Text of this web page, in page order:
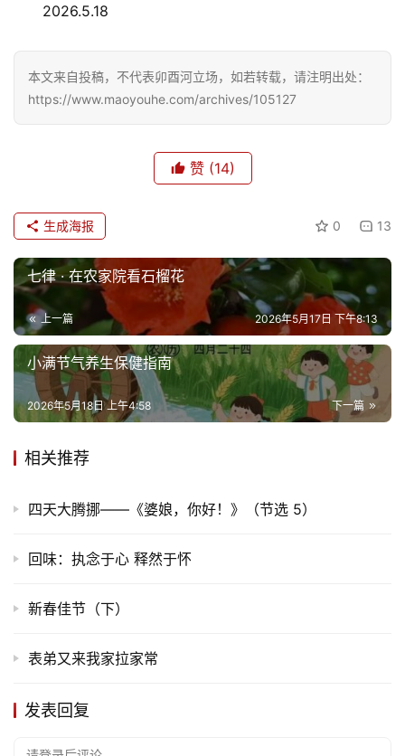
首
化
生
感
旅
2026.5.18
本文来自投稿，不代表卯酉河立场，如若转载，请注明出处：
https://www.maoyouhe.com/archives/105127
赞 (14)
0 13
生成海报
七律 · 在农家院看石榴花
上一篇 2026年5月17日 下午8:13
小满节气养生保健指南
下一篇
2026年5月18日 上午4:58
相关推荐
四天大腾挪——《婆娘，你好！》（节选 5）
回味：执念于心 释然于怀
新春佳节（下）
表弟又来我家拉家常
发表回复